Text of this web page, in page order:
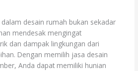
desain rumah bukan sekadar
mendesak mengingat
dan dampak lingkungan dari
Dengan memilih jasa desain
Anda dapat memiliki hunian